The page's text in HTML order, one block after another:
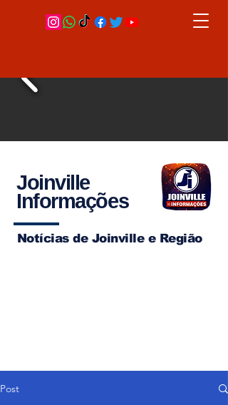
Joinville
Informações
Notícias de Joinville e Região
Post